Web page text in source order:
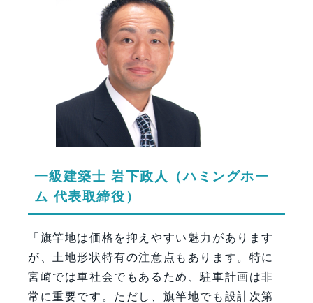
一級建築士 岩下政人（ハミングホー
ム 代表取締役）
「旗竿地は価格を抑えやすい魅力があります
が、土地形状特有の注意点もあります。特に
宮崎では車社会でもあるため、駐車計画は非
常に重要です。ただし、旗竿地でも設計次第